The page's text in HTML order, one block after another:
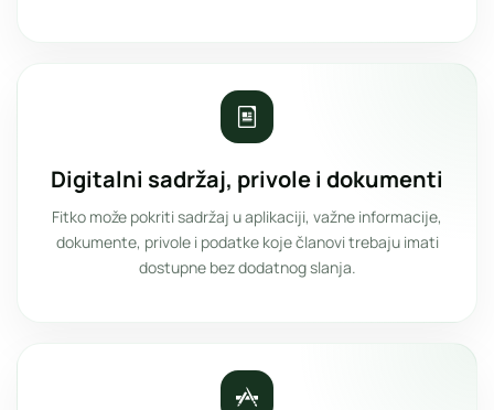
Digitalni sadržaj, privole i dokumenti
Fitko može pokriti sadržaj u aplikaciji, važne informacije,
dokumente, privole i podatke koje članovi trebaju imati
dostupne bez dodatnog slanja.